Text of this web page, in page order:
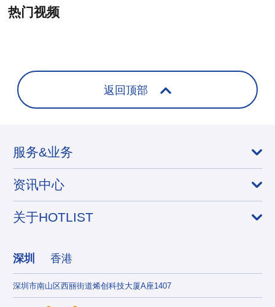
热门视频
返回顶部
服务&业务
资讯中心
关于HOTLIST
深圳 香港
深圳市南山区西丽街道烯创科技大厦A座1407